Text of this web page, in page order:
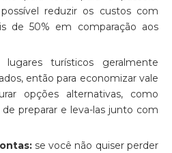
reduzir os custos com
de 50% em comparação aos
turísticos geralmente
então para economizar vale
opções alternativas, como
preparar e leva-las junto com
se você não quiser perder